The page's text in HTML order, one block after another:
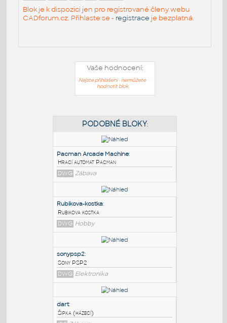
Blok je k dispozici jen pro registrované členy webu
CADforum.cz. Přihlaste se - registrace je bezplatná.
Vaše hodnocení:
Nejste přihlášeni - nemůžete
hodnotit blok
PODOBNÉ BLOKY
Pacman Arcade Machine
Hrací automat Pacman
DWG
Rubikova-kostka:
Rubikova kostka
DWG Hobby